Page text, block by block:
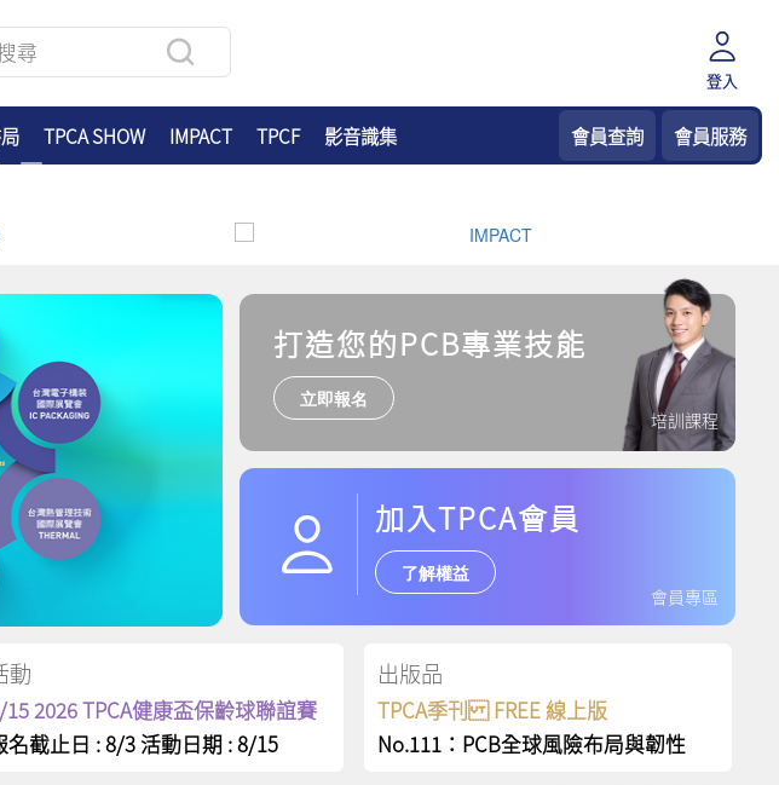
登入
TPCA SHOW IMPACT TPCF 影音識集 會員查詢 會員服務
培訓課程
打造您的PCB專業技能
立即報名
加入TPCA會員
了解權益
會員專區
動
2026 TPCA健康盃保齡球聯誼賽
名截止日 : 8/3 活動日期 : 8/15
出版品
TPCA季刊 FREE 線上版
No.111：PCB全球風險布局與韌性